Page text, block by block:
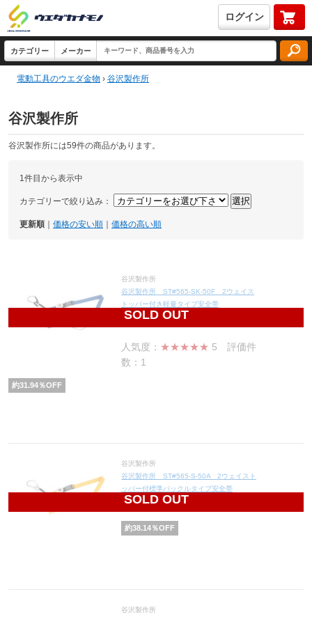
ログイン
電動工具のウエダ金物 › 谷沢製作所
谷沢製作所
谷沢製作所には59件の商品があります。
1件目から表示中
カテゴリーで絞り込み：
更新順 価格の安い順 価格の高い順
SOLD OUT
谷沢製作所
谷沢製作所 ST#565-SK-50F 2ウェイス
トッパー付き軽量タイプ安全帯
10,005
人気度： ★★★★★ 5 評価件
数：1
約31.94％OFF
SOLD OUT
谷沢製作所
谷沢製作所 ST#565-S-50A 2ウェイスト
ッパー付標準バックルタイプ安全帯
8,165
約38.14％OFF
谷沢製作所